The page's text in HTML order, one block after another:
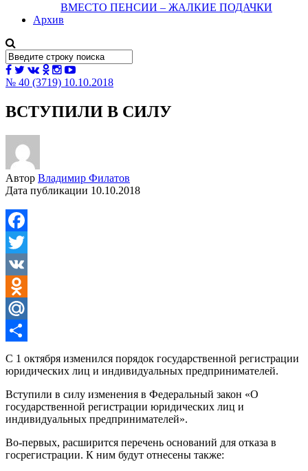
ВМЕСТО ПЕНСИИ – ЖАЛКИЕ ПОДАЧКИ
Архив
№ 40 (3719) 10.10.2018
ВСТУПИЛИ В СИЛУ
Автор Владимир Филатов
Дата публикации 10.10.2018
Facebook
Twitter
VK
Odnoklassniki
Mail.Ru
Отправить
С 1 октября изменился порядок государственной регистрации
юридических лиц и индивидуальных предпринимателей.
Вступили в силу изменения в Федеральный закон «О
государственной регистрации юридических лиц и
индивидуальных предпринимателей».
Во-первых, расширится перечень оснований для отказа в
госрегистрации. К ним будут отнесены также: